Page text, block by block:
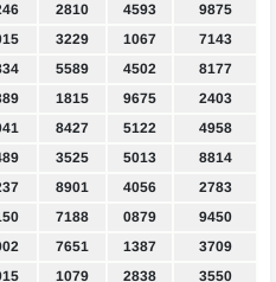
2810 4593
9875
3229 1067
7143
5589 4502
8177
1815 9675
2403
8427 5122
4958
3525 5013
8814
8901 4056
2783
7188 0879
9450
7651 1387
3709
1079 2838 3550